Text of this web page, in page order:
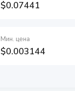
$0.07441
Мин. цена
$0.003144